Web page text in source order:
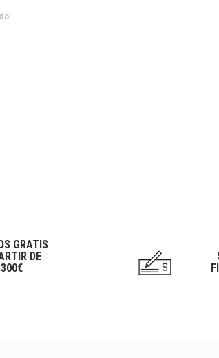
GRATIS
DE
300€